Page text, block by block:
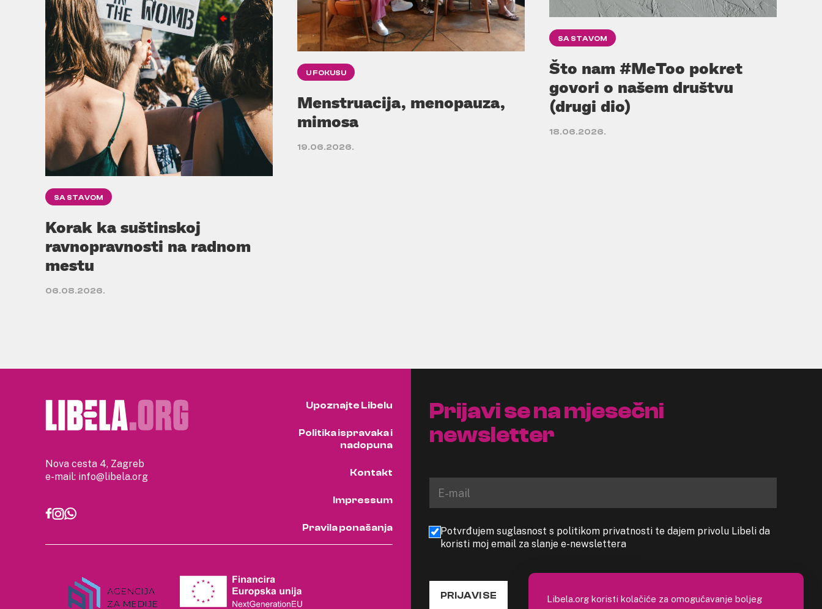
SA STAVOM
Korak ka suštinskoj
ravnopravnosti na radnom
mestu
06.08.2026.
U FOKUSU
Menstruacija, menopauza,
mimosa
19.06.2026.
SA STAVOM
Što nam #MeToo pokret
govori o našem društvu
(drugi dio)
18.06.2026.
Nova cesta 4, Zagreb
e-mail: info@libela.org
Upoznajte Libelu
Politika ispravaka i
nadopuna
Kontakt
Impressum
Pravila ponašanja
Prijavi se na mjesečni
newsletter
Potvrđujem suglasnost s politikom privatnosti te dajem privolu Libeli da
koristi moj email za slanje e-newslettera
PRIJAVI SE
Libela.org koristi kolačiće za omogućavanje boljeg